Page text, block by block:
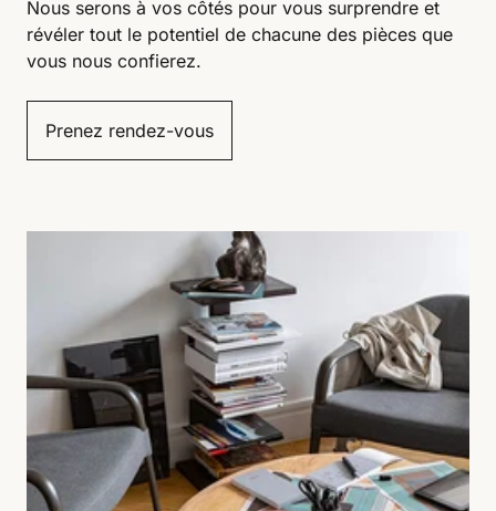
Nous serons à vos côtés pour vous surprendre et
révéler tout le potentiel de chacune des pièces que
vous nous confierez.
Prenez rendez-vous